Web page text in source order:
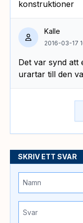
konstruktioner
Kalle
2016-03-17
Det var synd
urartar till den
SKRIV ETT SVAR